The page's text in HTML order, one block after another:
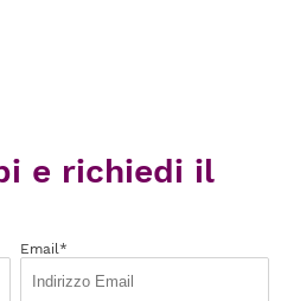
e richiedi il
Email*